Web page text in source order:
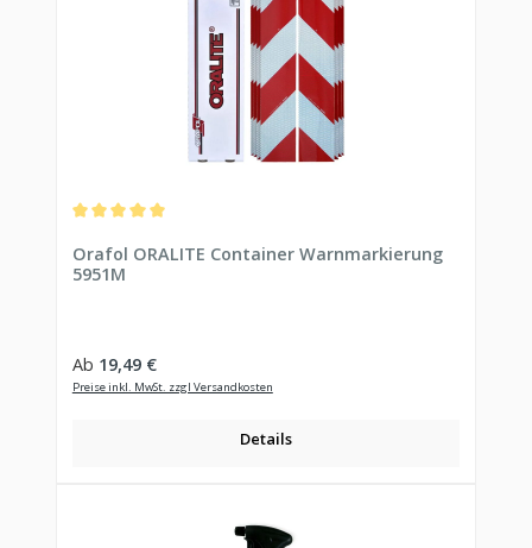
Orafol ORALITE Container Warnmarkierung
5951M
Regulärer Preis:
Ab 19,49 €
Preise inkl. MwSt. zzgl Versandkosten
Details